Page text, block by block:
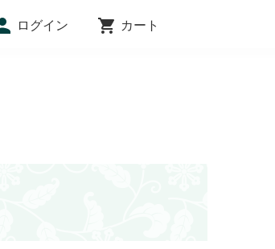
ログイン カート
インフォメーション